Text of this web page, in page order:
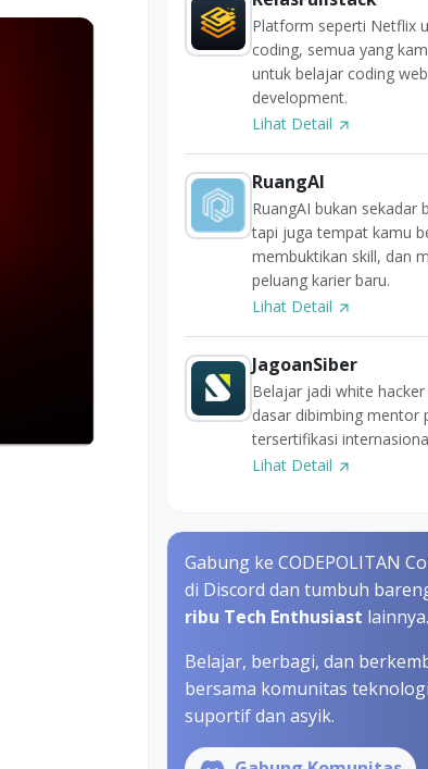
Platform seperti Netflix
coding, semua yang
untuk belajar coding web
development.
Lihat Detail
RuangAI
RuangAI bukan sekadar
tapi juga tempat kamu
membuktikan skill, dan
peluang karier baru.
Lihat Detail
JagoanSiber
Belajar jadi white
dasar dibimbing mentor
tersertifikasi
Lihat Detail
Gabung ke CODEPOLITAN
di Discord dan tumbuh
ribu Tech Enthusiast lainnya.
Belajar, berbagi, dan
bersama komunitas
suportif dan asyik.